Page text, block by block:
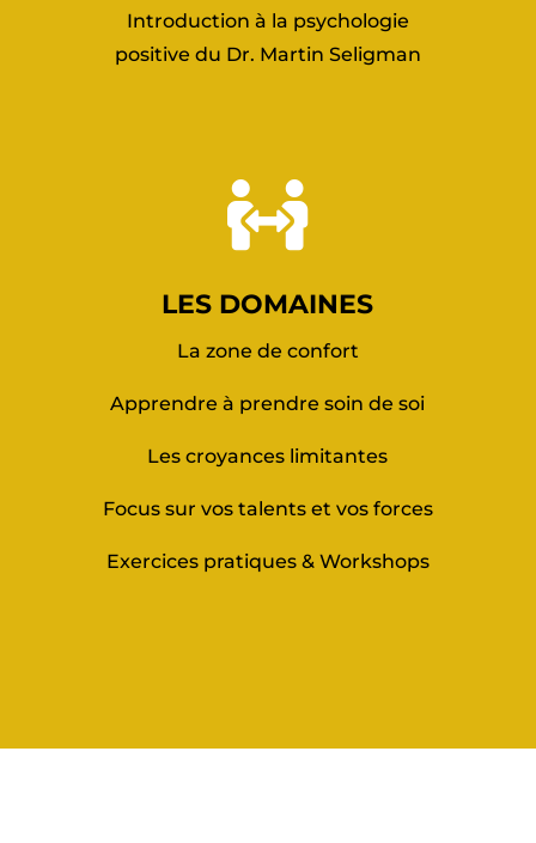
Introduction à la psychologie
positive du Dr. Martin Seligman

LES DOMAINES
La zone de confort
Apprendre à prendre soin de soi
Les croyances limitantes
Focus sur vos talents et vos forces
Exercices pratiques & Workshops